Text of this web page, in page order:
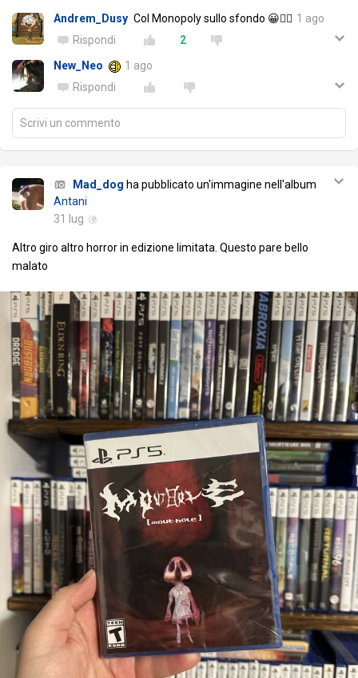
Andrem_Dusy Col Monopoly sullo sfondo 😀👍🏻 1 ago
Rispondi
2
New_Neo
1 ago
Rispondi
Scrivi un commento
Mad_dog ha pubblicato un'immagine nell'album
Antani
31 lug
Altro giro altro horror in edizione limitata. Questo pare bello
malato